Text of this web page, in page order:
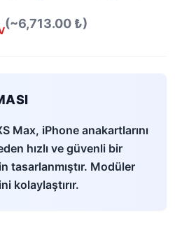
(~6,713.00 ₺)
Max, iPhone anakartlarını
hızlı ve güvenli bir
tasarlanmıştır. Modüler
kolaylaştırır.